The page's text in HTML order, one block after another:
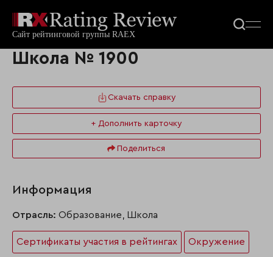
Школа № 1900
Скачать справку
+ Дополнить карточку
Поделиться
Информация
Отрасль: Образование, Школа
Сертификаты участия в рейтингах Окружение